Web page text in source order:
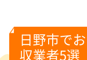
日野市で
収業者5選